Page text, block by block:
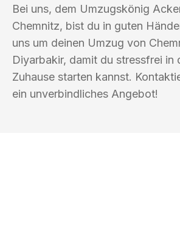
Bei uns, dem Umzugskönig
Chemnitz, bist du in guten
uns um deinen Umzug von
Diyarbakir, damit du stressfrei in
Zuhause starten kannst.
ein unverbindliches Angebot!